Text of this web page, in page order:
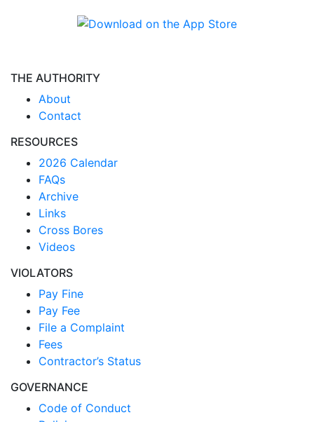
THE AUTHORITY
About
Contact
RESOURCES
2026 Calendar
FAQs
Archive
Links
Cross Bores
Videos
VIOLATORS
Pay Fine
Pay Fee
File a Complaint
Fees
Contractor’s Status
GOVERNANCE
Code of Conduct